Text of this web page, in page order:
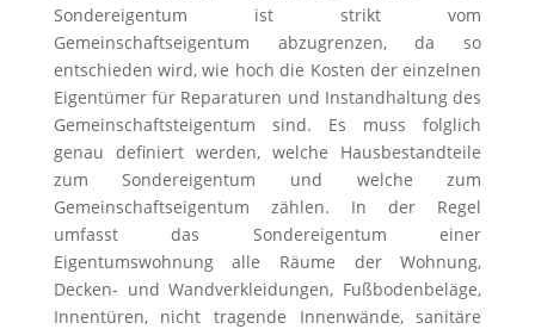
Sondereigentum ist strikt vom
Gemeinschaftseigentum abzugrenzen, da so
entschieden wird, wie hoch die Kosten der einzelnen
Eigentümer für Reparaturen und Instandhaltung des
Gemeinschaftsteigentum sind. Es muss folglich
genau definiert werden, welche Hausbestandteile
zum Sondereigentum und welche zum
Gemeinschaftseigentum zählen. In der Regel
umfasst das Sondereigentum einer
Eigentumswohnung alle Räume der Wohnung,
Decken- und Wandverkleidungen, Fußbodenbeläge,
Innentüren, nicht tragende Innenwände, sanitäre